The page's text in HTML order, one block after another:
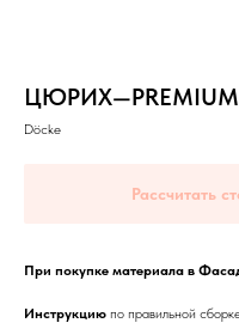
ЦЮРИХ—PREMIUM
Dӧcke
Рассчитать
При покупке материала в
Инструкцию по правильной